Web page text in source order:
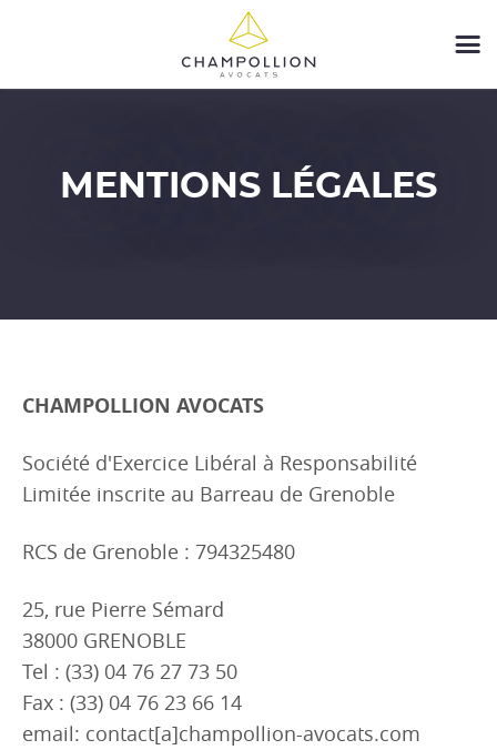
MENTIONS LÉGALES
CHAMPOLLION AVOCATS
Société d'Exercice Libéral à Responsabilité
Limitée inscrite au Barreau de Grenoble
RCS de Grenoble : 794325480
25, rue Pierre Sémard
38000 GRENOBLE
Tel : (33) 04 76 27 73 50
Fax : (33) 04 76 23 66 14
email: contact[a]champollion-avocats.com